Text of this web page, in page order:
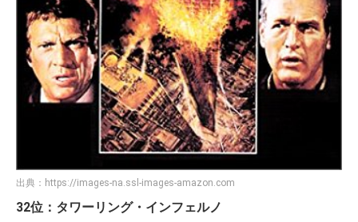
出典： https://images-na.ssl-images-amazon.com
32位：タワーリング・インフェルノ